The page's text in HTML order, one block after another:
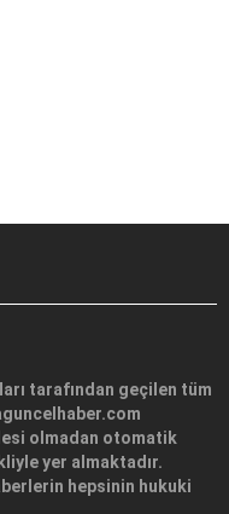
tarafından geçilen tüm
olmadan otomatik
yer almaktadır.
hepsinin hukuki